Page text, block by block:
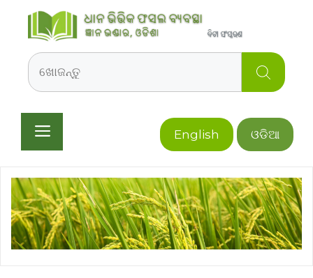
Search
English ଓଡିଆ
Menu